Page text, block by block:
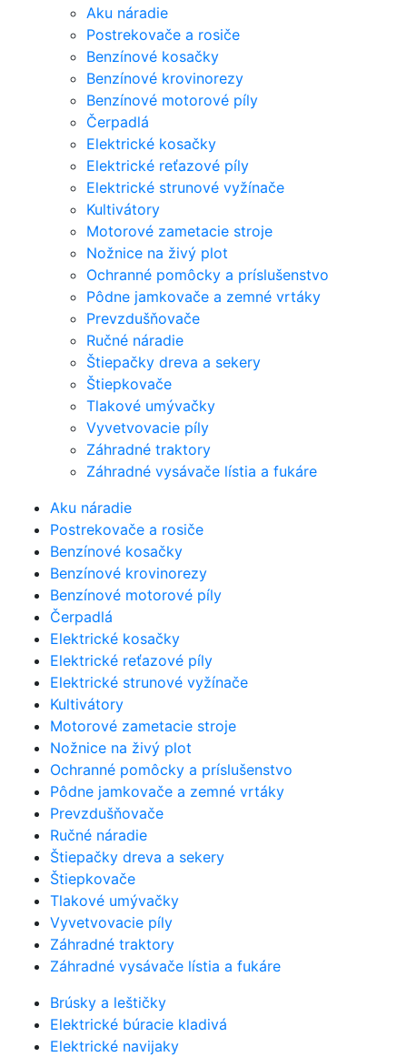
Aku náradie
Postrekovače a rosiče
Benzínové kosačky
Benzínové krovinorezy
Benzínové motorové píly
Čerpadlá
Elektrické kosačky
Elektrické reťazové píly
Elektrické strunové vyžínače
Kultivátory
Motorové zametacie stroje
Nožnice na živý plot
Ochranné pomôcky a príslušenstvo
Pôdne jamkovače a zemné vrtáky
Prevzdušňovače
Ručné náradie
Štiepačky dreva a sekery
Štiepkovače
Tlakové umývačky
Vyvetvovacie píly
Záhradné traktory
Záhradné vysávače lístia a fukáre
Aku náradie
Postrekovače a rosiče
Benzínové kosačky
Benzínové krovinorezy
Benzínové motorové píly
Čerpadlá
Elektrické kosačky
Elektrické reťazové píly
Elektrické strunové vyžínače
Kultivátory
Motorové zametacie stroje
Nožnice na živý plot
Ochranné pomôcky a príslušenstvo
Pôdne jamkovače a zemné vrtáky
Prevzdušňovače
Ručné náradie
Štiepačky dreva a sekery
Štiepkovače
Tlakové umývačky
Vyvetvovacie píly
Záhradné traktory
Záhradné vysávače lístia a fukáre
Brúsky a leštičky
Elektrické búracie kladivá
Elektrické navijaky